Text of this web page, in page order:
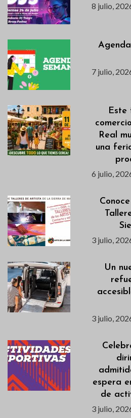
8 julio,
7 julio,
Este
Real
una
6 julio,
3 julio,
Un
3 julio,
espera
de
3 julio,